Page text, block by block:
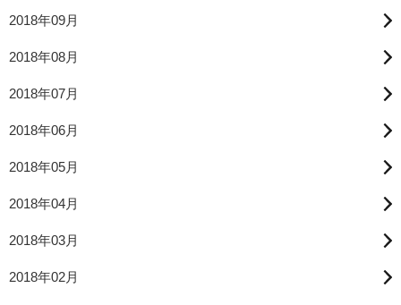
2018年09月
2018年08月
2018年07月
2018年06月
2018年05月
2018年04月
2018年03月
2018年02月